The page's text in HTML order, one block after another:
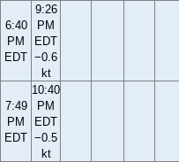
6:40
PM
EDT
9:26
PM
EDT
−0.6
kt
7:49
PM
EDT
10:40
PM
EDT
−0.5
kt